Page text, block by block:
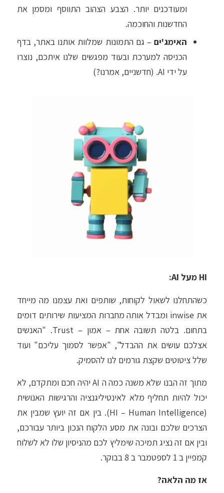
ומעודכנים יותר. הצבע הצהוב התווסף ומסמן את
החדשנות והחוכמה.
האימג'ים– גם התמונות שמלוות אותנו באתר, בדף
הכניסה למערכת ובעוד מפגשים שלנו איתכם, נוצרו
על ידי AI. (חדשניים, אמרנו?)
HI מעל AI:
כשהתחלנו לשאול לקוחות, שותפים ואת עצמנו מה מייחד
את inwise ומבדל אותה מחברות המציעות שירותים דומים
בתחום. בלטה תשובה אחת – אמון – Trust. "האנשים
אצלכם עושים את ההבדל", "אפשר לסמוך עליכם" ועוד
שלל ציטוטים שקצת גורמים לנו להסמיק.
מתוך זה הבנו שלא משנה כמה ה AI יהיה חכם ומתקדם, לא
יכול להיות תחליף מלא לאינטיליגנציה והרגישות האנושית
(HI – Human Intelligence). בין אם זה יועץ שמבין את
הצרכים שלכם ובונה את מסע הלקוח הנכון ביותר עבורכם,
ובין אם זה נציג תמיכה שימליץ לכם מהניסיון שלו לא לשלוח
קמפיין ב 1 לספטמבר ב 8 בבוקר.
אז מה הלאה?